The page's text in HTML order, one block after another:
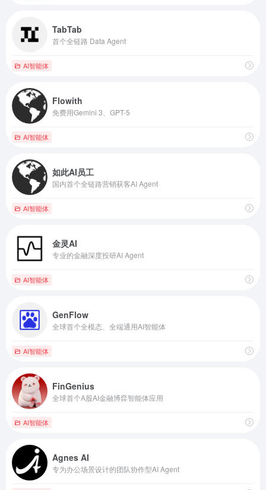
TabTab
首个全链路 Data Agent
AI智能体
Flowith
免费用Gemini 3、GPT-5
AI智能体
如此AI员工
国内首个全链路营销获客AI Agent
AI智能体
金灵AI
专业的金融深度投研AI Agent
AI智能体
GenFlow
全球首个全模态、全端通用AI智能体
AI智能体
FinGenius
全球首个A股AI金融博弈智能体应用
AI智能体
Agnes AI
专为办公场景设计的团队协作型AI Agent